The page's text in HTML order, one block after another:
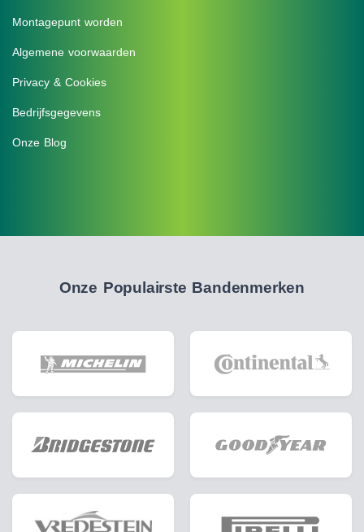
Montagepunt worden
Algemene voorwaarden
Privacy & Cookies
Bedrijfsgegevens
Onze Blog
Onze Populairste Bandenmerken